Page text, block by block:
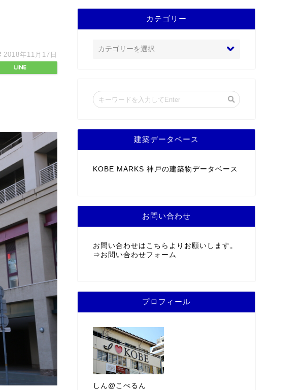
2018年11月17日
カテゴリー
建築データベース
KOBE MARKS 神戸の建築物データベース
お問い合わせ
お問い合わせはこちらよりお願いします。
⇒ お問い合わせフォーム
プロフィール
しん@こべるん